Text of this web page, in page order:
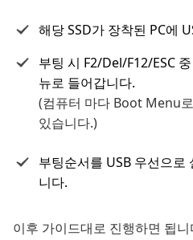
해당 SSD가 장착된 PC에
부팅 시 F2/Del/F12/ESC
뉴로 들어갑니다.
(컴퓨터 마다 Boot Menu
있습니다.)
부팅순서를 USB 우선으
니다.
이후 가이드대로 진행하면 됩니